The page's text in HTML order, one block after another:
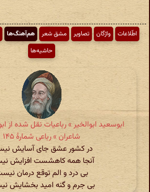
اطّلاعات واژگان تصاویر مشق شعر هم‌آهنگ‌ها
حاشیه‌ها
ابوسعید ابوالخیر » رباعیات نقل شده از
شاعران » رباعی شمارهٔ ۱۴۵
در کشور عشق جای آسایش
آنجا همه کاهشست افزایش
بی درد و الم توقع درمان
بی جرم و گنه امید بخشایش